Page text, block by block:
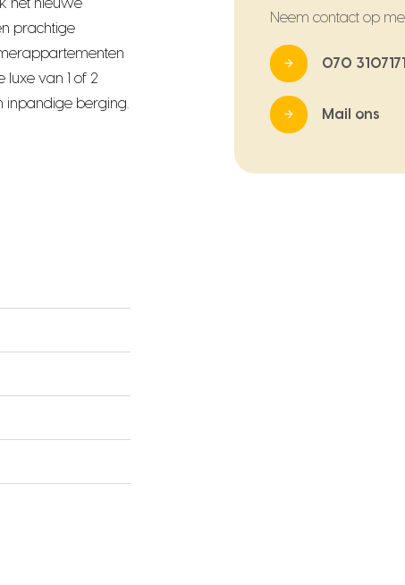
het nieuwe
prachtige
luxe van 1 of 2
inpandige berging.
Neem contact op
070 3107171
Mail ons